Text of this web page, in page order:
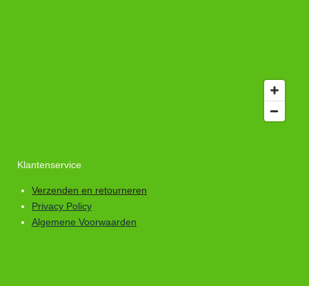
Klantenservice
Verzenden en retourneren
Privacy Policy
Algemene Voorwaarden